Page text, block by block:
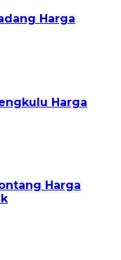
Harga
Harga
Harga